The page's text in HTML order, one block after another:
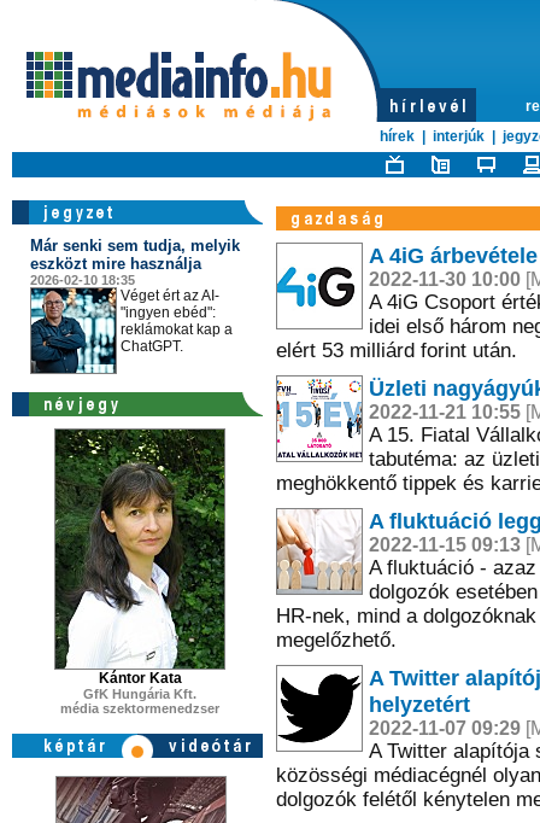
hírek
interjúk
Már senki sem tudja, melyik
eszközt mire használja
2026-02-10 18:35
Véget ért az AI-
"ingyen ebéd":
reklámokat kap a
ChatGPT.
Kántor Kata
GfK Hungária Kft.
média szektormenedzser
A 4iG
2022-11-30 10:00
A 4iG Csoport
idei első három
elért 53 milliárd forint után.
Üzleti
2022-11-21 10:55
A 15. Fiatal
tabutéma: az
meghökkentő tippek és
A fluktuáció
2022-11-15 09:13
A fluktuáció -
dolgozók
HR-nek, mind a
megelőzhető.
A Twitter
helyzetért
2022-11-07 09:29
A Twitter alapítója
közösségi médiacégnél
dolgozók felétől kénytelen